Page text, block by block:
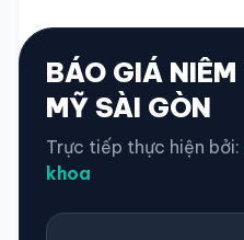
BÁO GIÁ
MỸ SÀI GÒN
Trực tiếp thực hiện bởi:
khoa